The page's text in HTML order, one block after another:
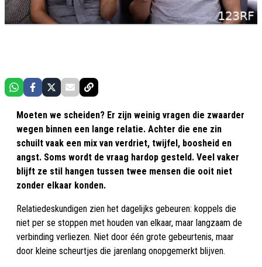
Moeten we scheiden? Er zijn weinig vragen die zwaarder
wegen binnen een lange relatie. Achter die ene zin
schuilt vaak een mix van verdriet, twijfel, boosheid en
angst. Soms wordt de vraag hardop gesteld. Veel vaker
blijft ze stil hangen tussen twee mensen die ooit niet
zonder elkaar konden.
Relatiedeskundigen zien het dagelijks gebeuren: koppels die
niet per se stoppen met houden van elkaar, maar langzaam de
verbinding verliezen. Niet door één grote gebeurtenis, maar
door kleine scheurtjes die jarenlang onopgemerkt blijven.